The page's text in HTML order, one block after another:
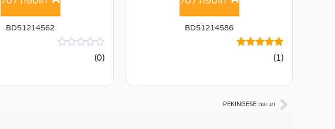
BD51214586
מדורג
5.00
1
לקוחות
(1)
BD51214562
אין
ביקורות
(0)
תג שם PEKINGESE